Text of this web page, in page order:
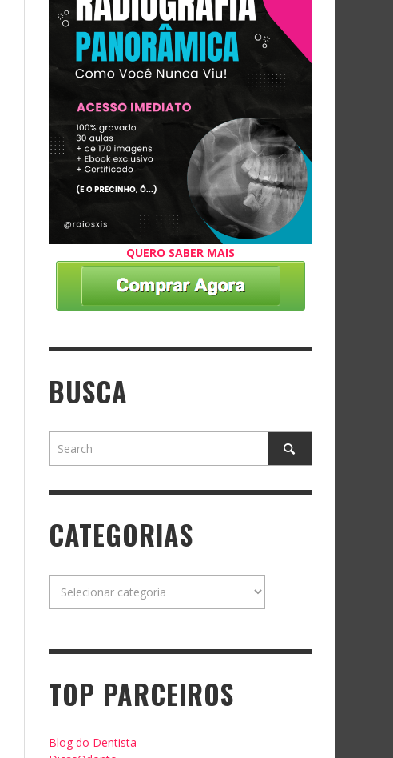
QUERO SABER MAIS
BUSCA
CATEGORIAS
TOP PARCEIROS
Blog do Dentista